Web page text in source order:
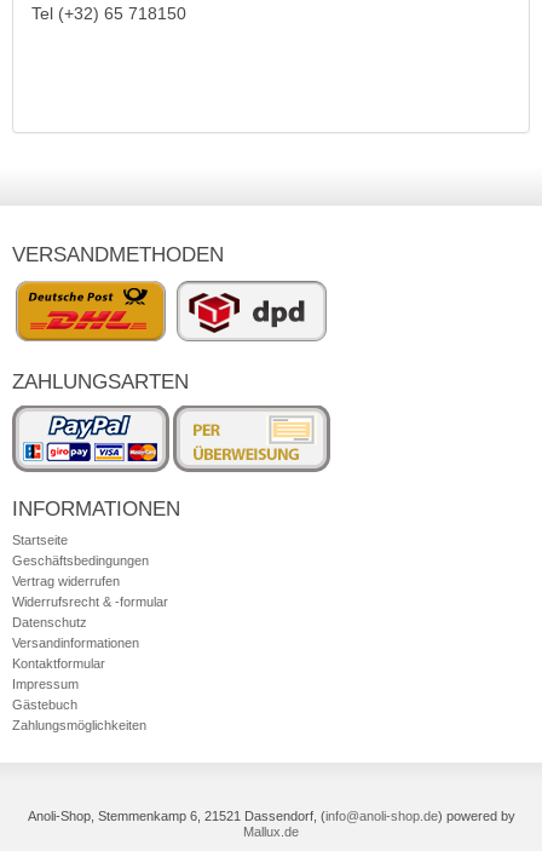
Tel (+32) 65 718150
VERSANDMETHODEN
ZAHLUNGSARTEN
INFORMATIONEN
Startseite
Geschäftsbedingungen
Vertrag widerrufen
Widerrufsrecht & -formular
Datenschutz
Versandinformationen
Kontaktformular
Impressum
Gästebuch
Zahlungsmöglichkeiten
Anoli-Shop, Stemmenkamp 6, 21521 Dassendorf, (info@anoli-shop.de) powered by
Mallux.de